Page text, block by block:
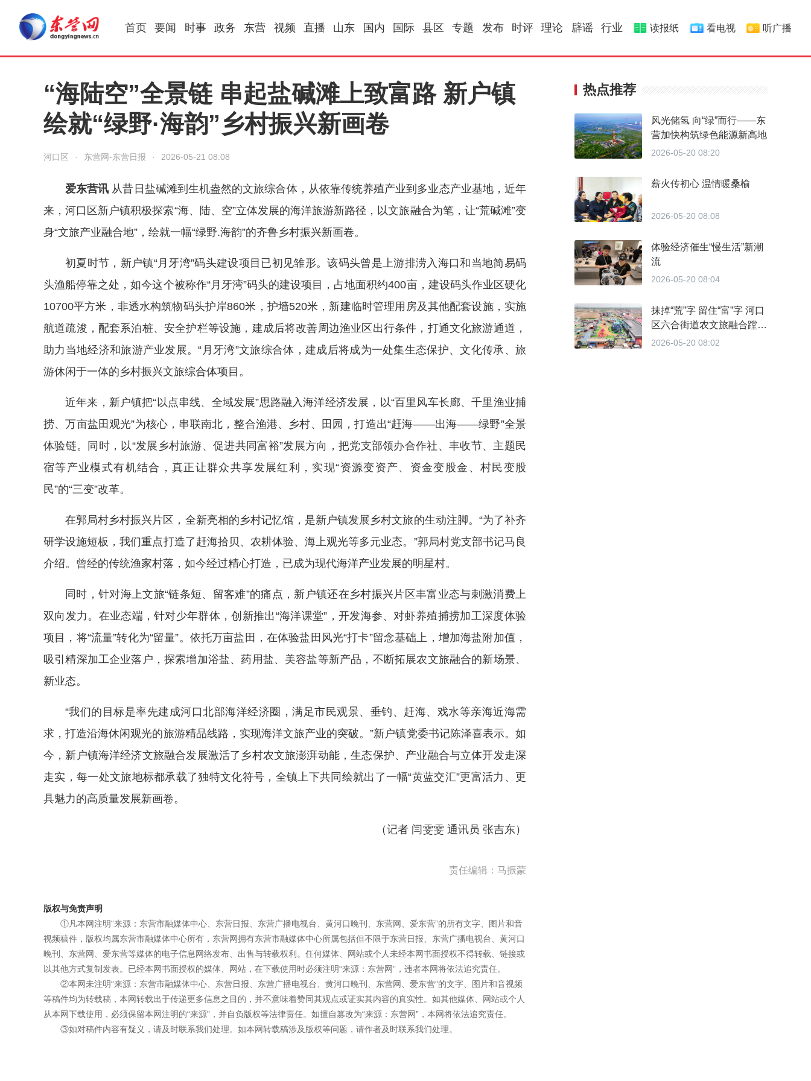
首页 要闻 时事 政务 东营 视频 直播 山东 国内 国际 县区 专题 发布 时评 理论 辟谣 行业 读报纸 看电视 听广播
“海陆空”全景链 串起盐碱滩上致富路 新户镇
绘就“绿野·海韵”乡村振兴新画卷
河口区 · 东营网-东营日报 · 2026-05-21 08:08
爱东营讯 从昔日盐碱滩到生机盎然的文旅综合体，从依靠传统养殖产业到多业态产业基地，近年
来，河口区新户镇积极探索“海、陆、空”立体发展的海洋旅游新路径，以文旅融合为笔，让“荒碱滩”变
身“文旅产业融合地”，绘就一幅“绿野.海韵”的齐鲁乡村振兴新画卷。
初夏时节，新户镇“月牙湾”码头建设项目已初见雏形。该码头曾是上游排涝入海口和当地简易码
头渔船停靠之处，如今这个被称作“月牙湾”码头的建设项目，占地面积约400亩，建设码头作业区硬化
10700平方米，非透水构筑物码头护岸860米，护墙520米，新建临时管理用房及其他配套设施，实施
航道疏浚，配套系泊桩、安全护栏等设施，建成后将改善周边渔业区出行条件，打通文化旅游通道，
助力当地经济和旅游产业发展。“月牙湾”文旅综合体，建成后将成为一处集生态保护、文化传承、旅
游休闲于一体的乡村振兴文旅综合体项目。
近年来，新户镇把“以点串线、全域发展”思路融入海洋经济发展，以“百里风车长廊、千里渔业捕
捞、万亩盐田观光”为核心，串联南北，整合渔港、乡村、田园，打造出“赶海——出海——绿野”全景
体验链。同时，以“发展乡村旅游、促进共同富裕”发展方向，把党支部领办合作社、丰收节、主题民
宿等产业模式有机结合，真正让群众共享发展红利，实现“资源变资产、资金变股金、村民变股
民”的“三变”改革。
在郭局村乡村振兴片区，全新亮相的乡村记忆馆，是新户镇发展乡村文旅的生动注脚。“为了补齐
研学设施短板，我们重点打造了赶海拾贝、农耕体验、海上观光等多元业态。”郭局村党支部书记马良
介绍。曾经的传统渔家村落，如今经过精心打造，已成为现代海洋产业发展的明星村。
同时，针对海上文旅“链条短、留客难”的痛点，新户镇还在乡村振兴片区丰富业态与刺激消费上
双向发力。在业态端，针对少年群体，创新推出“海洋课堂”，开发海参、对虾养殖捕捞加工深度体验
项目，将“流量”转化为“留量”。依托万亩盐田，在体验盐田风光“打卡”留念基础上，增加海盐附加值，
吸引精深加工企业落户，探索增加浴盐、药用盐、美容盐等新产品，不断拓展农文旅融合的新场景、
新业态。
“我们的目标是率先建成河口北部海洋经济圈，满足市民观景、垂钓、赶海、戏水等亲海近海需
求，打造沿海休闲观光的旅游精品线路，实现海洋文旅产业的突破。”新户镇党委书记陈泽喜表示。如
今，新户镇海洋经济文旅融合发展激活了乡村农文旅澎湃动能，生态保护、产业融合与立体开发走深
走实，每一处文旅地标都承载了独特文化符号，全镇上下共同绘就出了一幅“黄蓝交汇”更富活力、更
具魅力的高质量发展新画卷。
（记者 闫雯雯 通讯员 张吉东）
责任编辑：马振蒙
版权与免责声明
①凡本网注明“来源：东营市融媒体中心、东营日报、东营广播电视台、黄河口晚刊、东营网、爱东营”的所有文字、图片和音
视频稿件，版权均属东营市融媒体中心所有，东营网拥有东营市融媒体中心所属包括但不限于东营日报、东营广播电视台、黄河口
晚刊、东营网、爱东营等媒体的电子信息网络发布、出售与转载权利。任何媒体、网站或个人未经本网书面授权不得转载、链接或
以其他方式复制发表。已经本网书面授权的媒体、网站，在下载使用时必须注明“来源：东营网”，违者本网将依法追究责任。
②本网未注明“来源：东营市融媒体中心、东营日报、东营广播电视台、黄河口晚刊、东营网、爱东营”的文字、图片和音视频
等稿件均为转载稿，本网转载出于传递更多信息之目的，并不意味着赞同其观点或证实其内容的真实性。如其他媒体、网站或个人
从本网下载使用，必须保留本网注明的“来源”，并自负版权等法律责任。如擅自篡改为“来源：东营网”，本网将依法追究责任。
③如对稿件内容有疑义，请及时联系我们处理。如本网转载稿涉及版权等问题，请作者及时联系我们处理。
热点推荐
风光储氢 向“绿”而行——东
营加快构筑绿色能源新高地
2026-05-20 08:20
薪火传初心 温情暖桑榆
2026-05-20 08:08
体验经济催生“慢生活”新潮
流
2026-05-20 08:04
抹掉“荒”字 留住“富”字 河口
区六合街道农文旅融合蹚出
乡村振兴新路
2026-05-20 08:02